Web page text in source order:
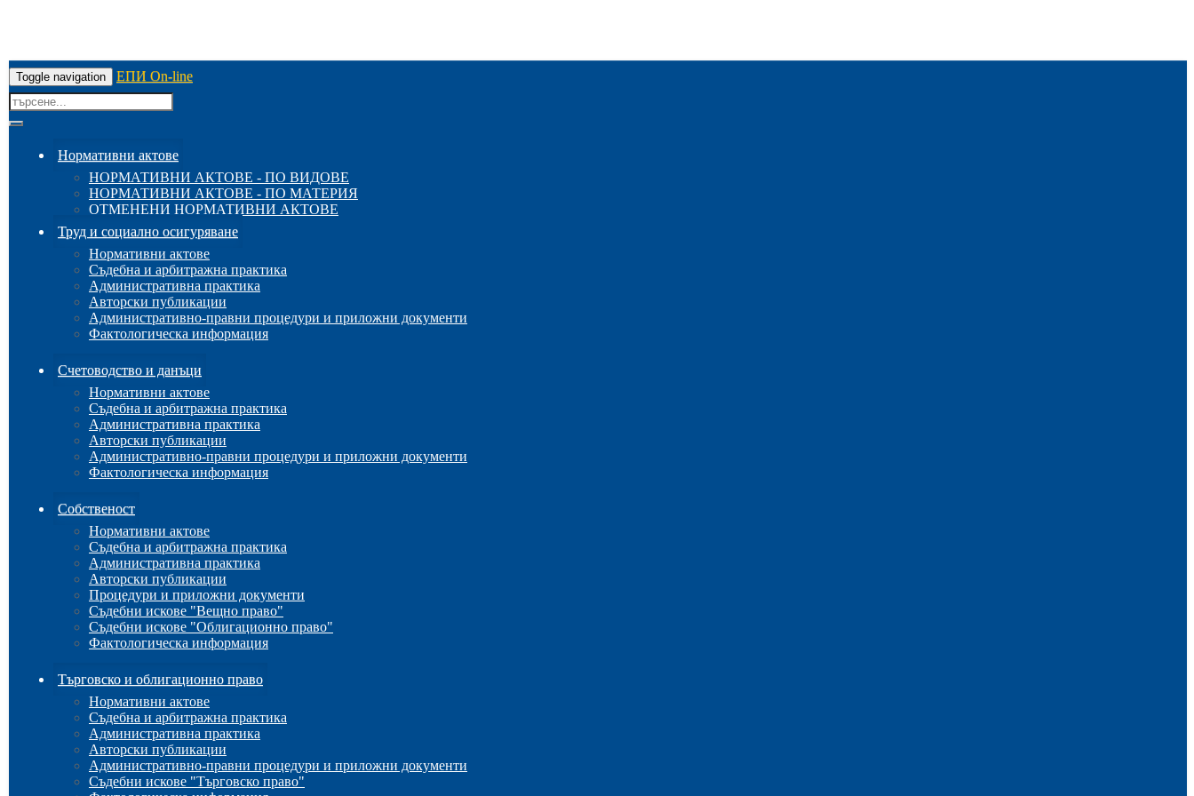
Toggle navigation ЕПИ On-line
Нормативни актове
НОРМАТИВНИ АКТОВЕ - ПО ВИДОВЕ
НОРМАТИВНИ АКТОВЕ - ПО МАТЕРИЯ
ОТМЕНЕНИ НОРМАТИВНИ АКТОВЕ
Труд и социално осигуряване
Нормативни актове
Съдебна и арбитражна практика
Административна практика
Авторски публикации
Административно-правни процедури и приложни документи
Фактологическа информация
Счетоводство и данъци
Нормативни актове
Съдебна и арбитражна практика
Административна практика
Авторски публикации
Административно-правни процедури и приложни документи
Фактологическа информация
Собственост
Нормативни актове
Съдебна и арбитражна практика
Административна практика
Авторски публикации
Процедури и приложни документи
Съдебни искове "Вещно право"
Съдебни искове "Облигационно право"
Фактологическа информация
Търговско и облигационно право
Нормативни актове
Съдебна и арбитражна практика
Административна практика
Авторски публикации
Административно-правни процедури и приложни документи
Съдебни искове "Търговско право"